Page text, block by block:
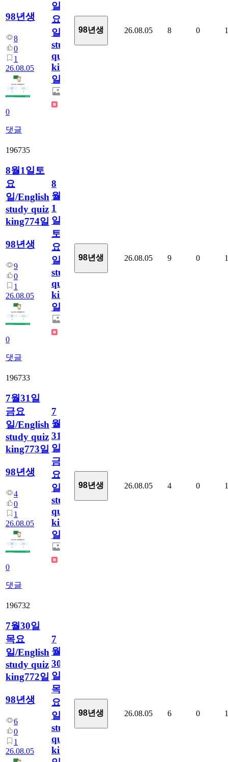
98년생
8
0
1
26.08.05
0
댓글
일
요
일/English
study
quiz
king775
일
98년생 26.08.05 8 0 1
196735
8월1일토
요
일/English
study quiz
king774일
98년생
9
0
1
26.08.05
0
댓글
8
월
1
일
토
요
일/English
study
quiz
king774
일
98년생 26.08.05 9 0 1
196733
7월31일
금요
일/English
study quiz
king773일
98년생
4
0
1
26.08.05
0
댓글
7
월
31
일
금
요
일/English
study
quiz
king773
일
98년생 26.08.05 4 0 1
196732
7월30일
목요
일/English
study quiz
king772일
98년생
6
0
1
26.08.05
7
월
30
일
목
요
일/English
study
quiz
king772
98년생 26.08.05 6 0 1